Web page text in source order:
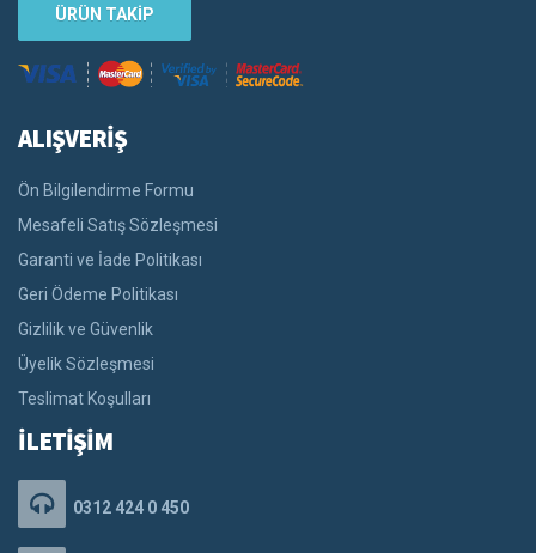
ÜRÜN TAKİP
ALIŞVERİŞ
Ön Bilgilendirme Formu
Mesafeli Satış Sözleşmesi
Garanti ve İade Politikası
Geri Ödeme Politikası
Gizlilik ve Güvenlik
Üyelik Sözleşmesi
Teslimat Koşulları
İLETİŞİM
0312 424 0 450